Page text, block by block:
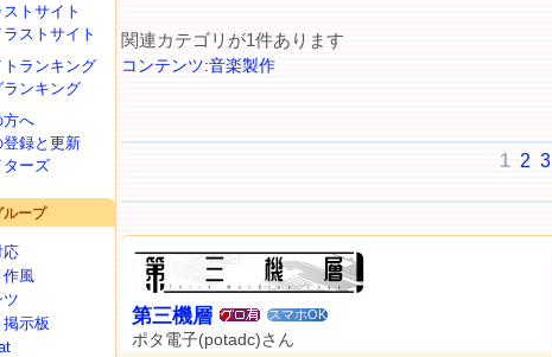
トサイト
ストサイト
トランキング
ランキング
方へ
録と更新
ターズ
ループ
応
作風
ツ
示板
関連カテゴリが1件あります
コンテンツ:音楽製作
1 2 3
第三機層 スマホOK
ポタ電子(potadc)さん